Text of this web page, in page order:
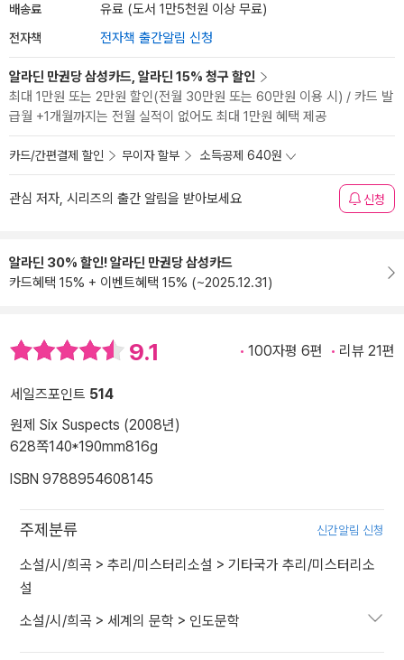
배송료 유료 (도서 1만5천원 이상 무료)
전자책 전자책 출간알림 신청
알라딘 만권당 삼성카드, 알라딘 15% 청구 할인
최대 1만원 또는 2만원 할인(전월 30만원 또는 60만원 이용 시) / 카드 발
급월 +1개월까지는 전월 실적이 없어도 최대 1만원 혜택 제공
카드/간편결제 할인 무이자 할부 소득공제 640원
관심 저자, 시리즈의 출간 알림을 받아보세요 신청
알라딘 30% 할인! 알라딘 만권당 삼성카드
카드혜택 15% + 이벤트혜택 15% (~2025.12.31)
9.1 100자평 6편 리뷰 21편
세일즈포인트 514
원제 Six Suspects (2008년)
628쪽140*190mm816g
ISBN 9788954608145
주제분류 신간알림 신청
소설/시/희곡 > 추리/미스터리소설 > 기타국가 추리/미스터리소
설
소설/시/희곡 > 세계의 문학 > 인도문학